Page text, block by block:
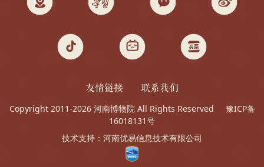
友情链接 联系我们
Copyright 2011-2026 河南博物院 All Rights Reserved
豫ICP备
16018131号
技术支持： 河南优易信息技术有限公司